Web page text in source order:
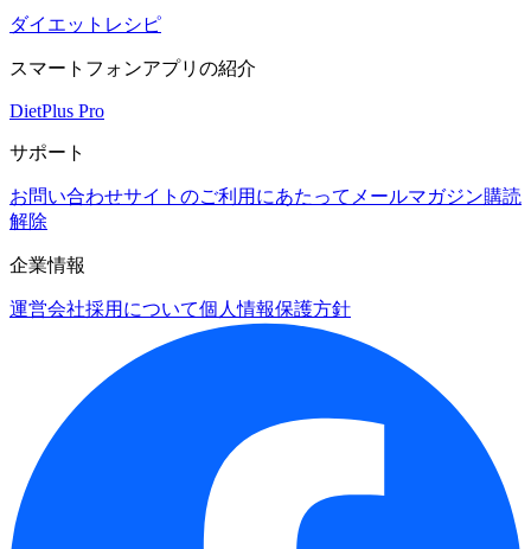
ダイエットレシピ
スマートフォンアプリの紹介
DietPlus Pro
サポート
お問い合わせサイトのご利用にあたって メールマガジン購読
解除
企業情報
運営会社採用について個人情報保護方針